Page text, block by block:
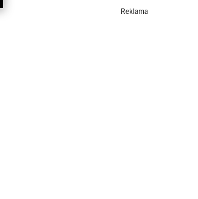
Reklama